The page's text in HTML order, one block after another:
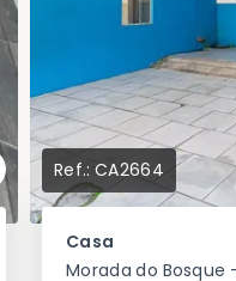
Ref.:CA2664
Casa
Morada do Bosque